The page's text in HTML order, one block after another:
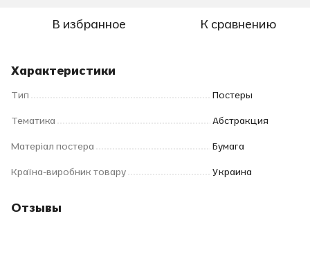
В избранное К сравнению
Характеристики
Тип Постеры
Тематика Абстракция
Матеріал постера Бумага
Країна-виробник товару Украина
Отзывы